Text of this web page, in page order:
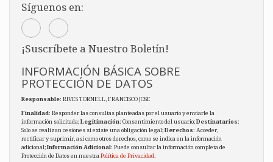
Síguenos en:
¡Suscríbete a Nuestro Boletín!
INFORMACIÓN BÁSICA SOBRE
PROTECCIÓN DE DATOS
Responsable: RIVES TORNELL, FRANCISCO JOSE
Finalidad: Responder las consultas planteadas por el usuario y enviarle la
información solicitada;Legitimación: Consentimiento del usuario;Destinatarios:
Solo se realizan cesiones si existe una obligación legal;Derechos: Acceder,
rectificar y suprimir, así como otros derechos, como se indica en la información
adicional;Información Adicional: Puede consultar la información completa de
Protección de Datos en nuestra Política de Privacidad.